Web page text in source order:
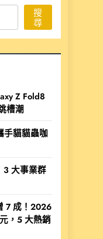
搜
尋
Z Fold8
槽潮
手貓貓蟲咖
3 大事業群
7 成！2026
，5 大熱銷